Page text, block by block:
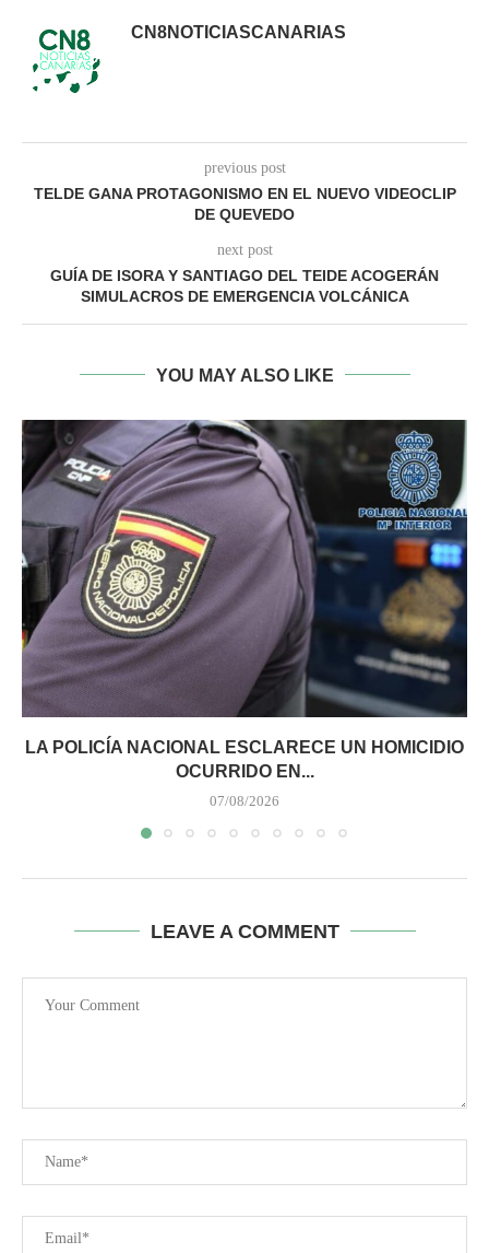
CN8NOTICIASCANARIAS
previous post
TELDE GANA PROTAGONISMO EN EL NUEVO VIDEOCLIP
DE QUEVEDO
next post
GUÍA DE ISORA Y SANTIAGO DEL TEIDE ACOGERÁN
SIMULACROS DE EMERGENCIA VOLCÁNICA
YOU MAY ALSO LIKE
LA POLICÍA NACIONAL ESCLARECE UN HOMICIDIO
OCURRIDO EN...
07/08/2026
LEAVE A COMMENT